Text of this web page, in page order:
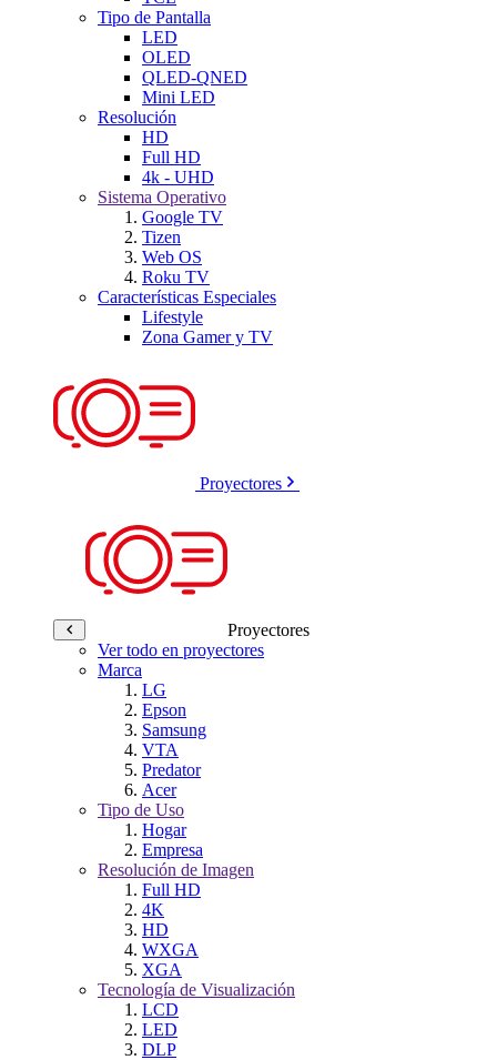
Tipo de Pantalla
LED
OLED
QLED-QNED
Mini LED
Resolución
HD
Full HD
4k - UHD
Sistema Operativo
Google TV
Tizen
Web OS
Roku TV
Características Especiales
Lifestyle
Zona Gamer y TV
Proyectores
Proyectores
Ver todo en proyectores
Marca
LG
Epson
Samsung
VTA
Predator
Acer
Tipo de Uso
Hogar
Empresa
Resolución de Imagen
Full HD
4K
HD
WXGA
XGA
Tecnología de Visualización
LCD
LED
DLP